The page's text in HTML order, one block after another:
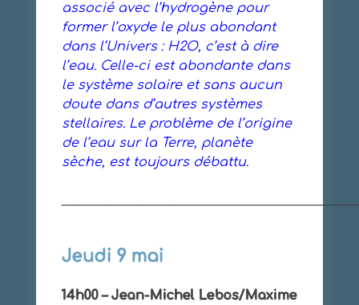
associé avec l’hydrogène pour
former l’oxyde le plus abondant
dans l’Univers : H2O, c’est à dire
l’eau. Celle-ci est abondante dans
le système solaire et sans aucun
doute dans d’autres systèmes
stellaires. Le problème de l’origine
de l’eau sur la Terre, planète
sèche, est toujours débattu.
Jeudi 9 mai
14h00 – Jean-Michel Lebos/Maxime